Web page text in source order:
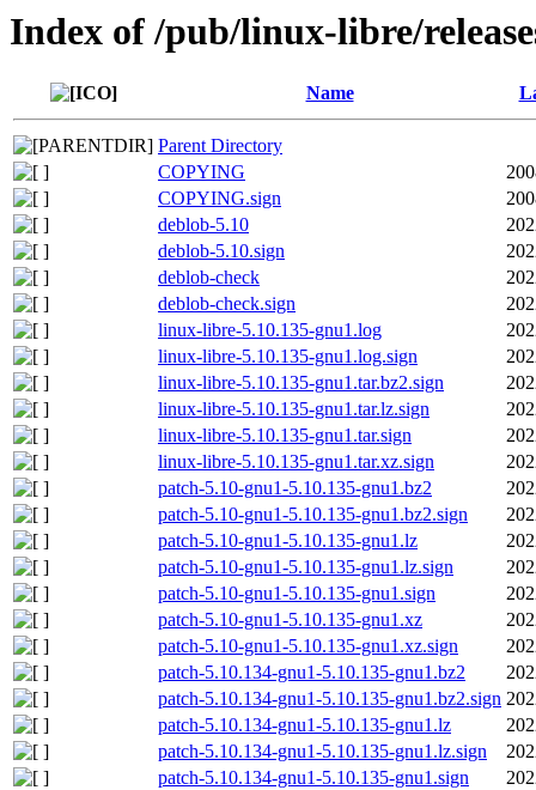
Index of /pub/linux-libre/
Name
Parent Directory
COPYING
COPYING.sign
deblob-5.10
deblob-5.10.sign
deblob-check
deblob-check.sign
linux-libre-5.10.135-gnu1.log
linux-libre-5.10.135-gnu1.log.sign
linux-libre-5.10.135-gnu1.tar.bz2.sign
linux-libre-5.10.135-gnu1.tar.lz.sign
linux-libre-5.10.135-gnu1.tar.sign
linux-libre-5.10.135-gnu1.tar.xz.sign
patch-5.10-gnu1-5.10.135-gnu1.bz2
patch-5.10-gnu1-5.10.135-gnu1.bz2.sign
patch-5.10-gnu1-5.10.135-gnu1.lz
patch-5.10-gnu1-5.10.135-gnu1.lz.sign
patch-5.10-gnu1-5.10.135-gnu1.sign
patch-5.10-gnu1-5.10.135-gnu1.xz
patch-5.10-gnu1-5.10.135-gnu1.xz.sign
patch-5.10.134-gnu1-5.10.135-gnu1.bz2
patch-5.10.134-gnu1-5.10.135-gnu1.bz2.sign
patch-5.10.134-gnu1-5.10.135-gnu1.lz
patch-5.10.134-gnu1-5.10.135-gnu1.lz.sign
patch-5.10.134-gnu1-5.10.135-gnu1.sign